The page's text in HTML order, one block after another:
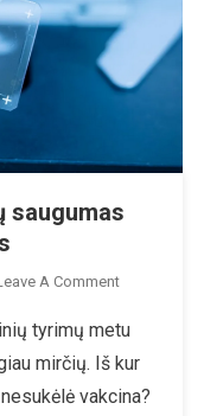
saugumas
A CommentOn
COVID
Vakcinų
Saugumas
tyrimų metu
mirčių. Iš kur
vakcina?